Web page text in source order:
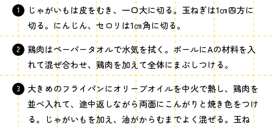
じゃがいもは皮をむき、一口大に切る。玉ねぎは1㎝四方に
切る。にんじん、セロリは1㎝角に切る。
鶏肉はペーパータオルで水気を拭く。ボールにAの材料を入
れて混ぜ合わせ、鶏肉を加えて全体にまぶしつける。
大きめのフライパンにオリーブオイルを中火で熱し、鶏肉を
並べ入れて、途中返しながら両面にこんがりと焼き色をつけ
る。じゃがいもを加え、油がからむまでよく混ぜる。玉ね